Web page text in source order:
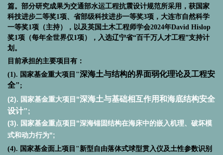
篇。部分研究成果为交通部水运工程抗震设计规范所采用，获国家
科技进步二等奖1项、省部级科技进步一等奖3项，大连市自然科学
一等奖1项（主持），以及英国土木工程师学会2024年David Hislop
奖1项（每年全世界仅1项），入选辽宁省“百千万人才工程”支持计
划。
目前承担的主要项目有：
(1). 国家基金重大项目"深海土与结构的界面弱化理论及工程安
全" ;
(2). 国家基金重大项目"深海土与基础相互作用和海底结构安全
设计";
(3). 国家基金重点项目"深海锚固结构在海床中的嵌入机理、破坏模
式和动力行为";
(4). 国家基金面上项目"新型自由落体式球型贯入仪及土性参数识别